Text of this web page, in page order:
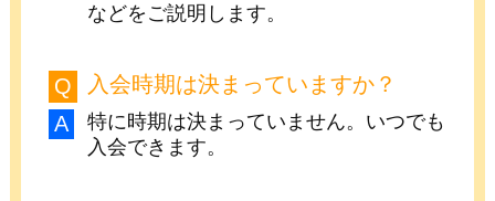
などをご説明します。
入会時期は決まっていますか？
特に時期は決まっていません。いつでも
入会できます。